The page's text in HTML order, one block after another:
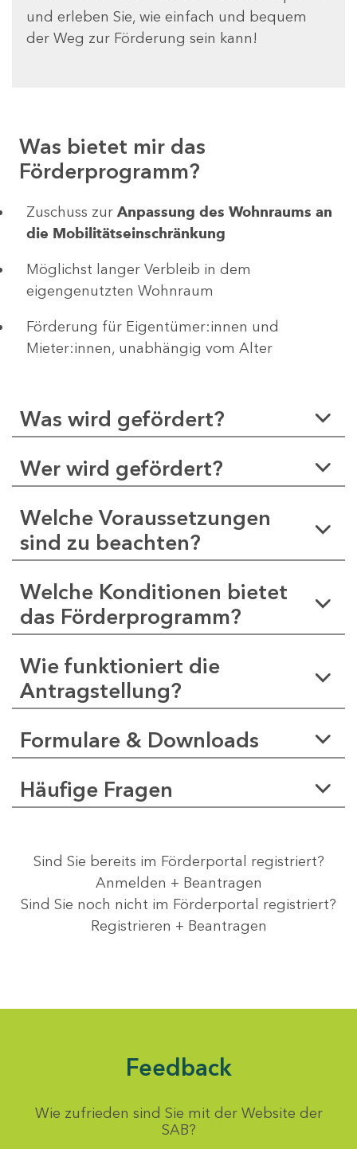
und erleben Sie, wie einfach und bequem
der Weg zur Förderung sein kann!
Was bietet mir das
Förderprogramm?
Zuschuss zur Anpassung des Wohnraums an
die Mobilitätseinschränkung
Möglichst langer Verbleib in dem
eigengenutzten Wohnraum
Förderung für Eigentümer:innen und
Mieter:innen, unabhängig vom Alter
Was wird gefördert?
Wer wird gefördert?
Welche Voraussetzungen
sind zu beachten?
Welche Konditionen bietet
das Förderprogramm?
Wie funktioniert die
Antragstellung?
Formulare & Downloads
Häufige Fragen
Sind Sie bereits im Förderportal registriert?
Anmelden + Beantragen
Sind Sie noch nicht im Förderportal registriert?
Registrieren + Beantragen
Feedback
Wie zufrieden sind Sie mit der Website der
SAB?